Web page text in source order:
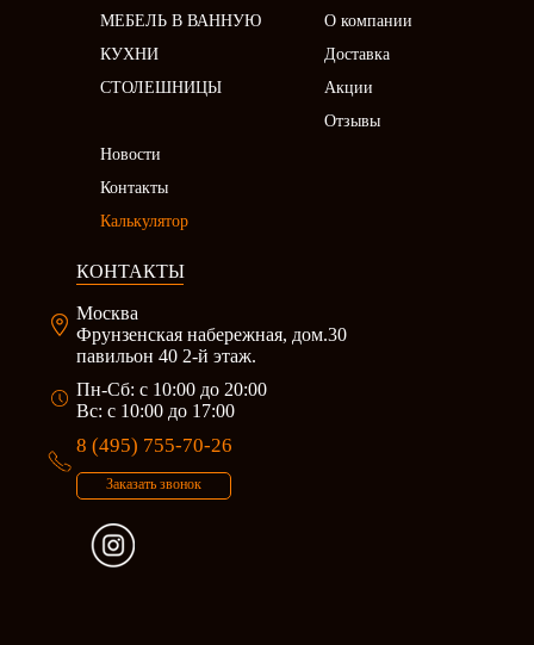
МЕБЕЛЬ В ВАННУЮ
КУХНИ
СТОЛЕШНИЦЫ
О компании
Доставка
Акции
Отзывы
Новости
Контакты
Калькулятор
КОНТАКТЫ
Москва
Фрунзенская набережная, дом.30
павильон 40 2-й этаж.
Пн-Сб: c 10:00 до 20:00
Вс: с 10:00 до 17:00
8 (495) 755-70-26
Заказать звонок